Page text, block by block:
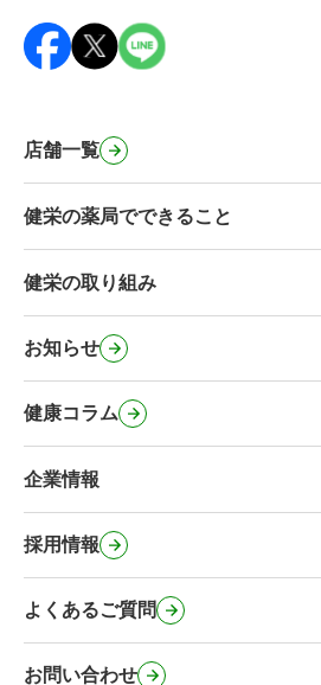
店舗一覧
健栄の薬局でできること
かかりつけ薬剤師・健康&お薬相談
薬剤師の在宅訪問
処方箋事前送信サービス
オンライン服薬指導・電子サービス
健栄の取り組み
健栄のカフェ
健栄のコミュニティ施設
健栄の社会に対する取り組み
お知らせ
健康コラム
企業情報
事業内容・健栄の特徴
会社概要・沿革
行動計画
採用情報
よくあるご質問
お問い合わせ